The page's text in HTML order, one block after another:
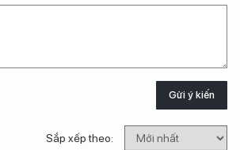
Gửi ý kiến
Sắp xếp theo: